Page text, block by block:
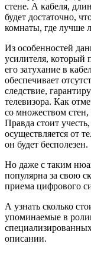
стене. А кабеля,
будет достаточно,
комнаты, где лучше
Из особенностей
усилителя, который
его затухание в
обеспечивает
следствие,
телевизора. Как
со множеством стен,
Правда стоит
осуществляется от
он будет бесполезен.
Но даже с таким
популярна за свою
приема цифрового
А узнать сколько
упоминаемые в
описании.